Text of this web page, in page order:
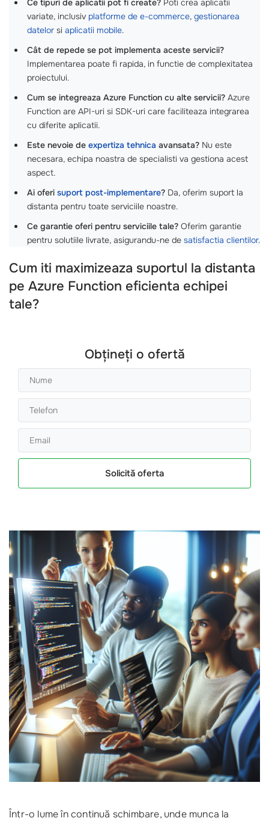
variate, inclusiv platforme de e-commerce, gestionarea
datelor si aplicatii mobile.
Cât de repede se pot implementa aceste servicii?
Implementarea poate fi rapida, in functie de complexitatea
proiectului.
Cum se integreaza Azure Function cu alte servicii? Azure
Function are API-uri si SDK-uri care faciliteaza integrarea
cu diferite aplicatii.
Este nevoie de expertiza tehnica avansata? Nu este
necesara, echipa noastra de specialisti va gestiona acest
aspect.
Ai oferi suport post-implementare? Da, oferim suport la
distanta pentru toate serviciile noastre.
Ce garantie oferi pentru serviciile tale? Oferim garantie
pentru solutiile livrate, asigurandu-ne de satisfactia clientilor.
Cum iti maximizeaza suportul la distanta
pe Azure Function eficienta echipei
tale?
Obțineți o ofertă
Solicită oferta
Într-o lume în continuă schimbare, unde munca la